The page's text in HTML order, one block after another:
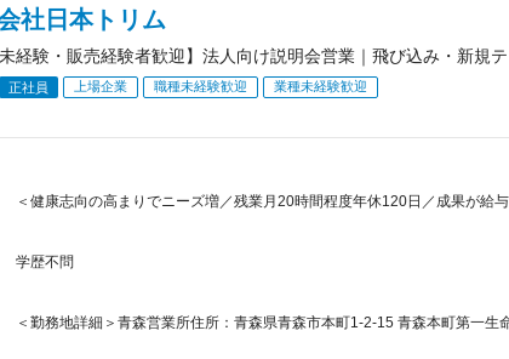
社日本トリム
経験・販売経験者歓迎】法人向け説明会営業｜飛び込み・新規
正社員 上場企業 職種未経験歓迎 業種未経験歓迎
＜健康志向の高まりでニーズ増／残業月20時間程度年休120日／成果が
学歴不問
＜勤務地詳細＞青森営業所住所：青森県青森市本町1-2-15 青森本町第一生